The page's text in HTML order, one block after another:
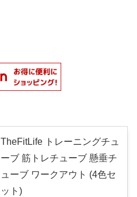
TheFitLife トレーニングチュ
ーブ 筋トレチューブ 懸垂チ
ューブ ワークアウト (4色セ
ット)